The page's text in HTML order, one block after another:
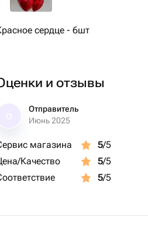
сердце - 6шт
и отзывы
Отправитель
Июнь 2025
магазина 5/5
Качество
5/5
5/5